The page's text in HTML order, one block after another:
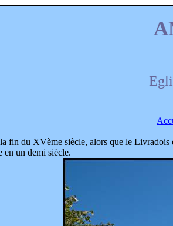
fin du XVème siècle, alors que le
en un demi siècle.